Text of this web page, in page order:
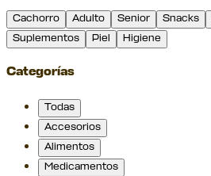
Cachorro Adulto Senior Snacks
Suplementos
Piel Higiene
Categorías
Todas
Accesorios
Alimentos
Medicamentos